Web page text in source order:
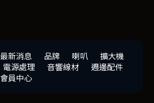
最新消息 品牌 喇叭
擴大機
電源處理 音響線材
週邊配件
會員中心